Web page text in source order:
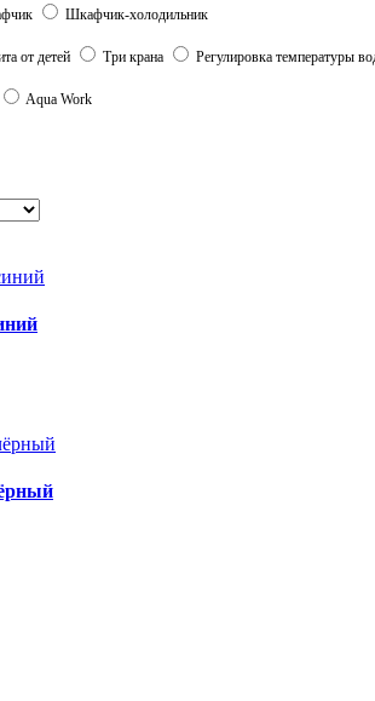
Шкафчик-холодильник
от детей Три крана Регулировка температуры
Aqua Work